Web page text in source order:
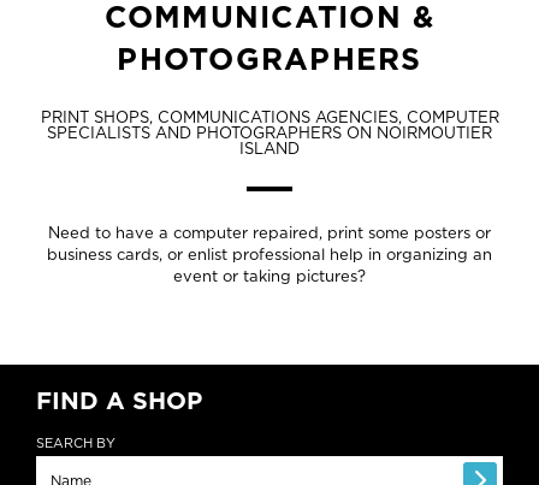
COMMUNICATION &
PHOTOGRAPHERS
PRINT SHOPS, COMMUNICATIONS AGENCIES, COMPUTER
SPECIALISTS AND PHOTOGRAPHERS ON NOIRMOUTIER
ISLAND
Need to have a computer repaired, print some posters or
business cards, or enlist professional help in organizing an
event or taking pictures?
FIND A SHOP
SEARCH BY